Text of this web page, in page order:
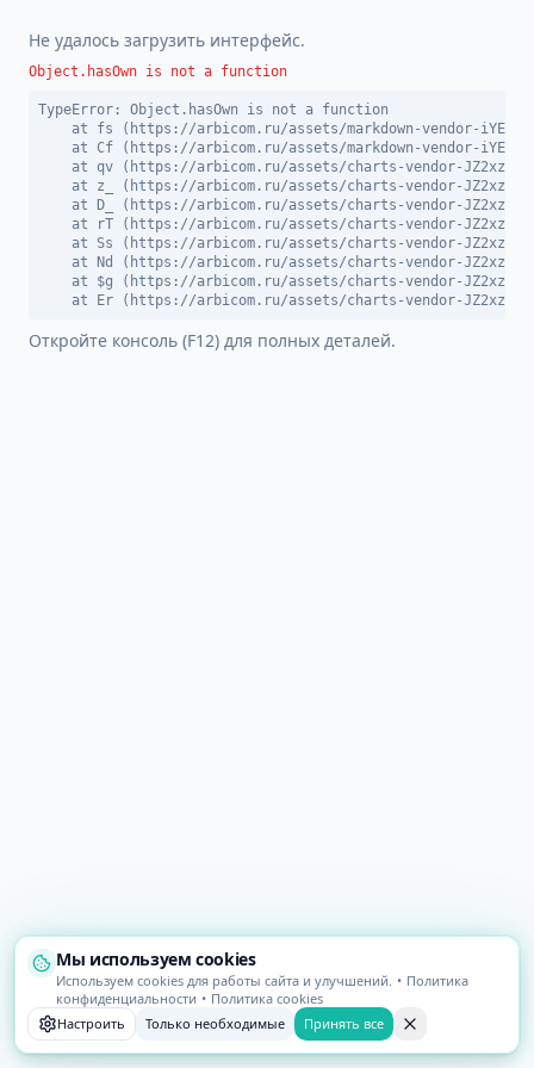
Не удалось загрузить интерфейс.
Object.hasOwn is not a function
TypeError: Object.hasOwn is not a function
at fs (https://arbicom.ru/assets/markdown-vendor-
at Cf (https://arbicom.ru/assets/markdown-vendor-
at qv (https://arbicom.ru/assets/charts-vendor-
at z_ (https://arbicom.ru/assets/charts-vendor-
at D_ (https://arbicom.ru/assets/charts-vendor-
at rT (https://arbicom.ru/assets/charts-vendor-
at Ss (https://arbicom.ru/assets/charts-vendor-
at Nd (https://arbicom.ru/assets/charts-vendor-
at $g (https://arbicom.ru/assets/charts-vendor-
at Er (https://arbicom.ru/assets/charts-vendor-
Откройте консоль (F12) для полных деталей.
Мы используем cookies
Используем cookies для работы сайта и улучшений. • Политика
конфиденциальности • Политика cookies
Настроить
Только необходимые Принять все